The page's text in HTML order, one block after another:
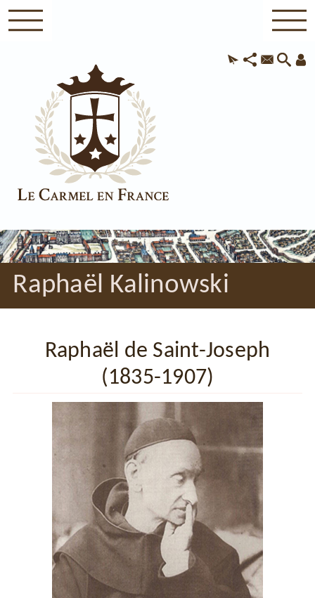
Raphaël Kalinowski
Raphaël de Saint-Joseph
(1835-1907)